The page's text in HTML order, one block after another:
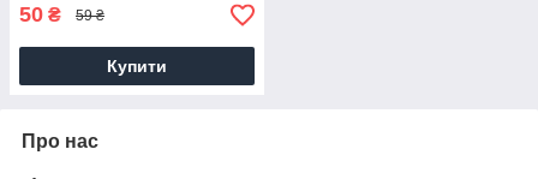
50 ₴ 59 ₴
Купити
Про нас